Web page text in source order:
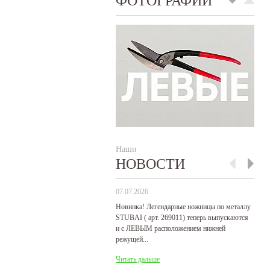
Наши
НОВОСТИ
07.07.2026
Новинка! Легендарные ножницы по металлу
STUBAI ( арт. 269011) теперь выпускаются
и с ЛЕВЫМ расположением нижней
режущей...
Читать дальше